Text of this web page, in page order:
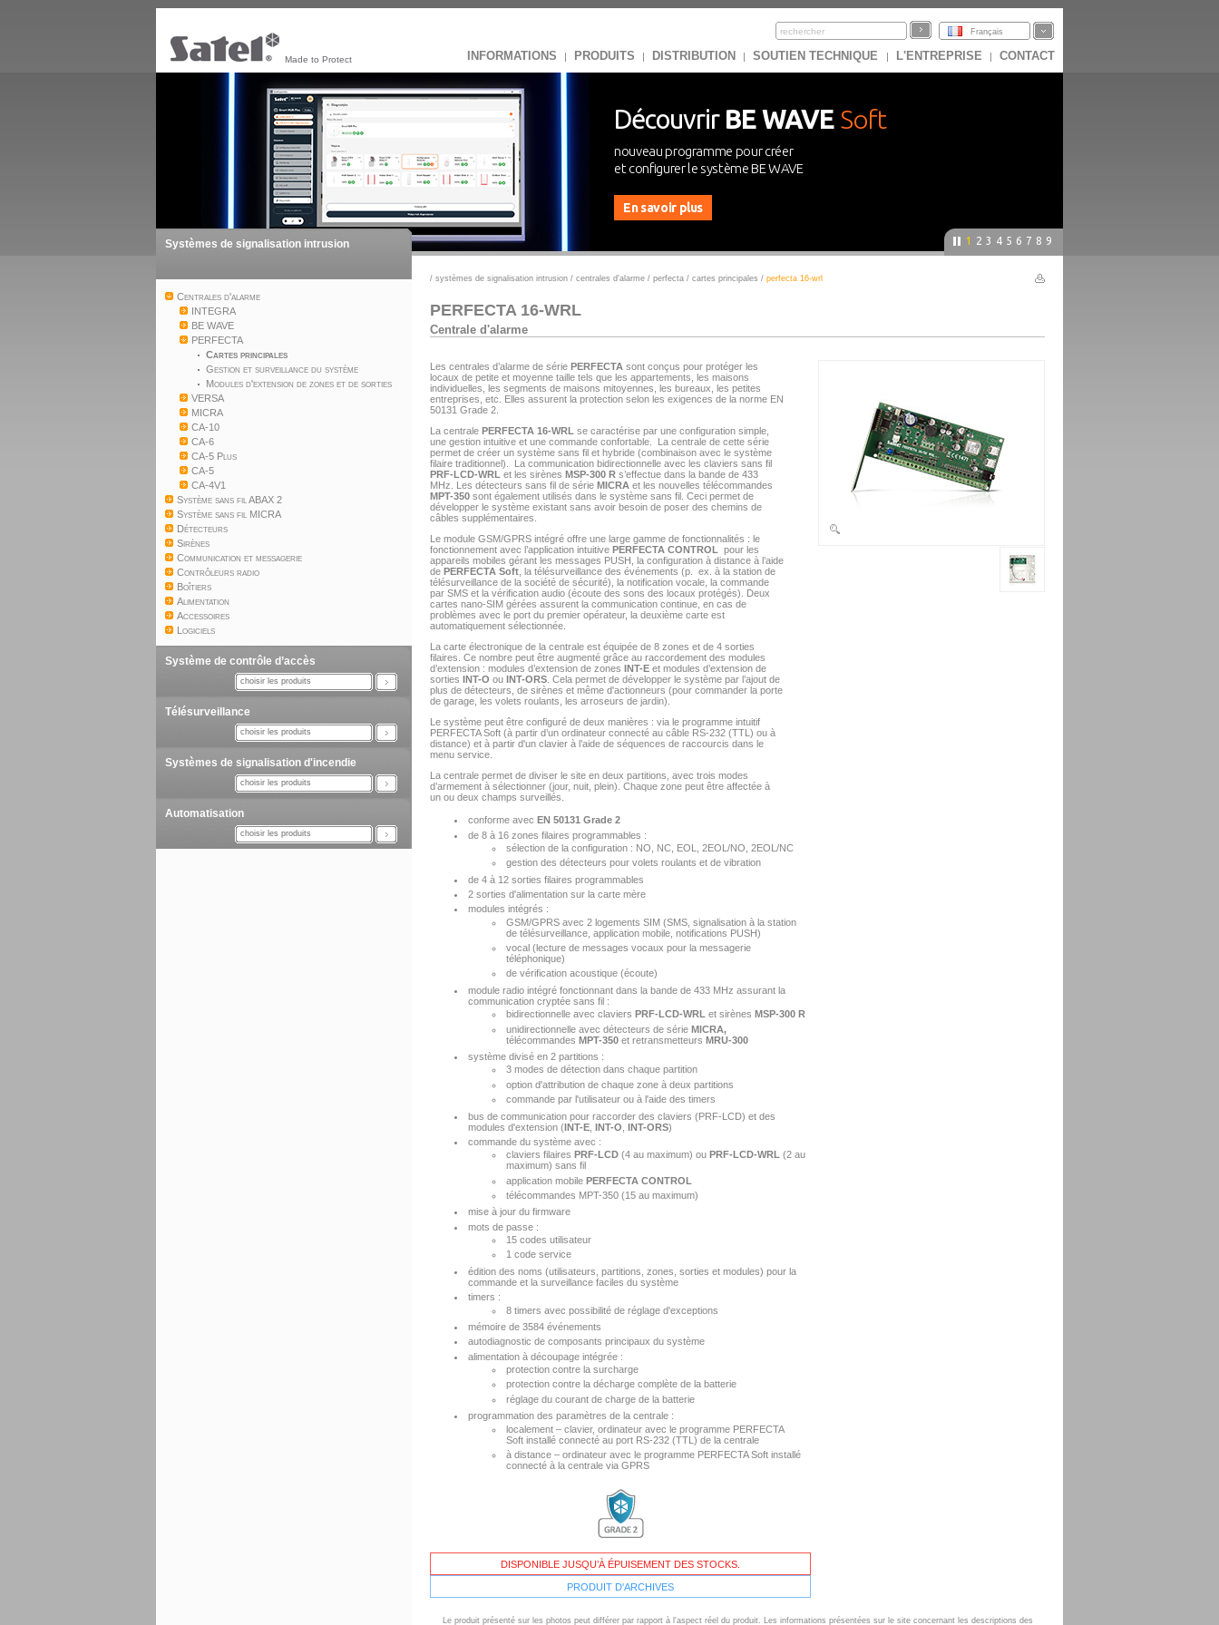
Made to Protect
Français
INFORMATIONS | PRODUITS | DISTRIBUTION | SOUTIEN TECHNIQUE | L'ENTREPRISE | CONTACT
Découvrir BE WAVE Soft
nouveau programme pour créer
et configurer le système BE WAVE
En savoir plus
1 2 3 4 5 6 7 8 9
Systèmes de signalisation intrusion
Centrales d'alarme
INTEGRA
BE WAVE
PERFECTA
Cartes principales
Gestion et surveillance du système
Modules d'extension de zones et de sorties
VERSA
MICRA
CA-10
CA-6
CA-5 Plus
CA-5
CA-4V1
Système sans fil ABAX 2
Système sans fil MICRA
Détecteurs
Sirènes
Communication et messagerie
Contrôleurs radio
Boîtiers
Alimentation
Accessoires
Logiciels
Système de contrôle d’accès
choisir les produits
Télésurveillance
choisir les produits
Systèmes de signalisation d'incendie
choisir les produits
Automatisation
choisir les produits
/ systèmes de signalisation intrusion / centrales d'alarme / perfecta / cartes principales / perfecta 16-wrl
PERFECTA 16-WRL
Centrale d'alarme
Les centrales d’alarme de série PERFECTA sont conçus pour protéger les
locaux de petite et moyenne taille tels que les appartements, les maisons
individuelles, les segments de maisons mitoyennes, les bureaux, les petites
entreprises, etc. Elles assurent la protection selon les exigences de la norme EN
50131 Grade 2.
La centrale PERFECTA 16-WRL se caractérise par une configuration simple,
une gestion intuitive et une commande confortable. La centrale de cette série
permet de créer un système sans fil et hybride (combinaison avec le système
filaire traditionnel). La communication bidirectionnelle avec les claviers sans fil
PRF-LCD-WRL et les sirènes MSP-300 R s’effectue dans la bande de 433
MHz. Les détecteurs sans fil de série MICRA et les nouvelles télécommandes
MPT-350 sont également utilisés dans le système sans fil. Ceci permet de
développer le système existant sans avoir besoin de poser des chemins de
câbles supplémentaires.
Le module GSM/GPRS intégré offre une large gamme de fonctionnalités : le
fonctionnement avec l’application intuitive PERFECTA CONTROL pour les
appareils mobiles gérant les messages PUSH, la configuration à distance à l’aide
de PERFECTA Soft , la télésurveillance des événements (p. ex. à la station de
télésurveillance de la société de sécurité), la notification vocale, la commande
par SMS et la vérification audio (écoute des sons des locaux protégés). Deux
cartes nano-SIM gérées assurent la communication continue, en cas de
problèmes avec le port du premier opérateur, la deuxième carte est
automatiquement sélectionnée.
La carte électronique de la centrale est équipée de 8 zones et de 4 sorties
filaires. Ce nombre peut être augmenté grâce au raccordement des modules
d’extension : modules d’extension de zones INT-E et modules d’extension de
sorties INT-O ou INT-ORS . Cela permet de développer le système par l’ajout de
plus de détecteurs, de sirènes et même d'actionneurs (pour commander la porte
de garage, les volets roulants, les arroseurs de jardin).
Le système peut être configuré de deux manières : via le programme intuitif
PERFECTA Soft (à partir d’un ordinateur connecté au câble RS-232 (TTL) ou à
distance) et à partir d'un clavier à l’aide de séquences de raccourcis dans le
menu service.
La centrale permet de diviser le site en deux partitions, avec trois modes
d’armement à sélectionner (jour, nuit, plein). Chaque zone peut être affectée à
un ou deux champs surveillés.
conforme avecEN 50131 Grade 2
de 8 à 16 zones filaires programmables :
sélection de la configuration : NO, NC, EOL, 2EOL/NO, 2EOL/NC
gestion des détecteurs pour volets roulants et de vibration
de 4 à 12 sorties filaires programmables
2 sorties d'alimentation sur la carte mère
modules intégrés :
GSM/GPRS avec 2 logements SIM (SMS, signalisation à la station
de télésurveillance, application mobile, notifications PUSH)
vocal (lecture de messages vocaux pour la messagerie
téléphonique)
de vérification acoustique (écoute)
module radio intégré fonctionnant dans la bande de 433 MHz assurant la
communication cryptée sans fil :
bidirectionnelle avec claviersPRF-LCD-WRL et sirènesMSP-300 R
unidirectionnelle avec détecteurs de sérieMICRA,
télécommandesMPT-350et retransmetteurs MRU-300
système divisé en 2 partitions :
3 modes de détection dans chaque partition
option d'attribution de chaque zone à deux partitions
commande par l'utilisateur ou à l'aide des timers
bus de communication pour raccorder des claviers (PRF-LCD) et des
modules d'extension (INT-E ,INT-O ,INT-ORS)
commande du système avec :
claviers filairesPRF-LCD (4 au maximum) ouPRF-LCD-WRL (2 au
maximum) sans fil
application mobilePERFECTA CONTROL
télécommandes MPT-350 (15 au maximum)
mise à jour du firmware
mots de passe :
15 codes utilisateur
1 code service
édition des noms (utilisateurs, partitions, zones, sorties et modules) pour la
commande et la surveillance faciles du système
timers :
8 timers avec possibilité de réglage d'exceptions
mémoire de 3584 événements
autodiagnostic de composants principaux du système
alimentation à découpage intégrée :
protection contre la surcharge
protection contre la décharge complète de la batterie
réglage du courant de charge de la batterie
programmation des paramètres de la centrale :
localement ‒ clavier, ordinateur avec le programme PERFECTA
Soft installé connecté au port RS‑232 (TTL) de la centrale
à distance ‒ ordinateur avec le programme PERFECTA Soft installé
connecté à la centrale via GPRS
DISPONIBLE JUSQU’À ÉPUISEMENT DES STOCKS.
PRODUIT D'ARCHIVES
Le produit présenté sur les photos peut différer par rapport à l'aspect réel du produit. Les informations présentées sur le site concernant les descriptions des